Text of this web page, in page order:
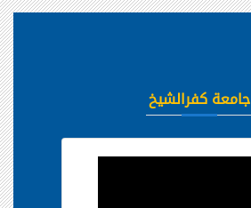
جامعة كفرالشيخ